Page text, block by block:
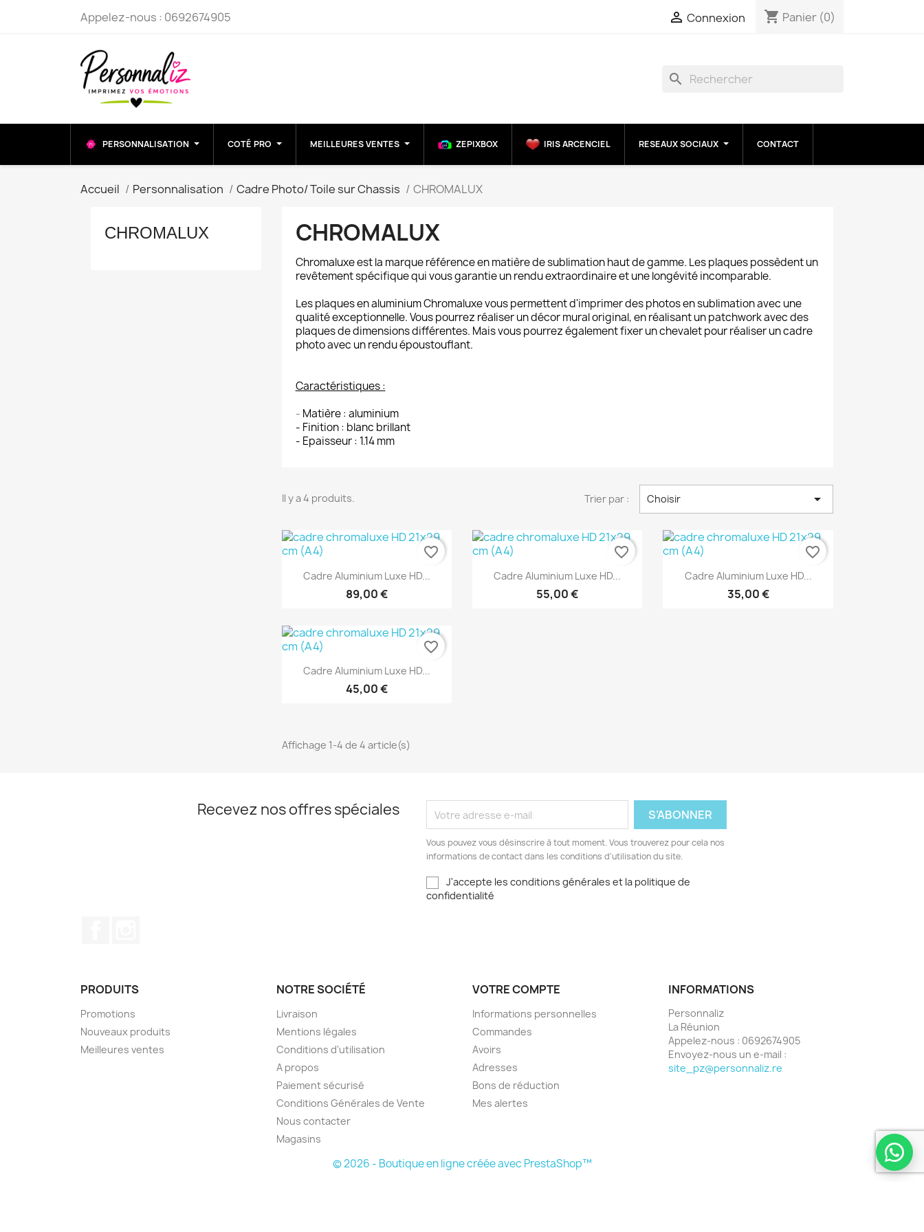
Appelez-nous : 0692674905  Connexion shopping_cart Panier (0)
search
PERSONNALISATION COTÉ PRO MEILLEURES VENTES ZEPIXBOX IRIS ARCENCIEL RESEAUX SOCIAUX CONTACT
Accueil Personnalisation Cadre Photo/ Toile sur Chassis CHROMALUX
CHROMALUX CHROMALUX
Chromaluxe est la marque référence en matière de sublimation haut de gamme. Les plaques possèdent un
revêtement spécifique qui vous garantie un rendu extraordinaire et une longévité incomparable.
Les plaques en aluminium Chromaluxe vous permettent d'imprimer des photos en sublimation avec une
qualité exceptionnelle. Vous pourrez réaliser un décor mural original, en réalisant un patchwork avec des
plaques de dimensions différentes. Mais vous pourrez également fixer un chevalet pour réaliser un cadre
photo avec un rendu époustouflant.
Caractéristiques :
- Matière : aluminium
- Finition : blanc brillant
- Epaisseur : 1.14 mm
Il y a 4 produits. Trier par : Choisir 
Aperçu rapide
Cadre Aluminium Luxe HD...
89,00 €
favorite_border
Aperçu rapide
Cadre Aluminium Luxe HD...
55,00 €
favorite_border
Aperçu rapide
Cadre Aluminium Luxe HD...
35,00 €
favorite_border
Aperçu rapide
Cadre Aluminium Luxe HD...
45,00 €
favorite_border
Affichage 1-4 de 4 article(s)
Recevez nos offres spéciales
Vous pouvez vous désinscrire à tout moment. Vous trouverez pour cela nos
informations de contact dans les conditions d'utilisation du site.
J'accepte les conditions générales et la politique de
confidentialité
PRODUITS
Promotions
Nouveaux produits
Meilleures ventes
NOTRE SOCIÉTÉ
Livraison
Mentions légales
Conditions d'utilisation
A propos
Paiement sécurisé
Conditions Générales de Vente
Nous contacter
Magasins
VOTRE COMPTE
Informations personnelles
Commandes
Avoirs
Adresses
Bons de réduction
Mes alertes
INFORMATIONS
Personnaliz
La Réunion
Appelez-nous : 0692674905
Envoyez-nous un e-mail :
site_pz@personnaliz.re
© 2026 - Boutique en ligne créée avec PrestaShop™